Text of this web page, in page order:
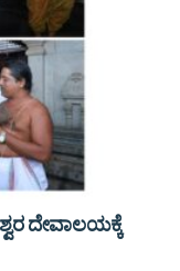
ದೇವಾಲಯಕ್ಕೆ